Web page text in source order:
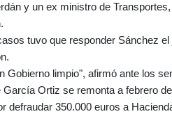
y un ex ministro de
tuvo que responder Sánchez
Gobierno limpio", afirmó ante los
García Ortiz se remonta a febrero
defraudar 350.000 euros a